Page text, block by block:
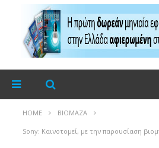
HOME ΒΙΟΜΆΖΑ
Sony: Καινοτομεί, με την παρουσίαση